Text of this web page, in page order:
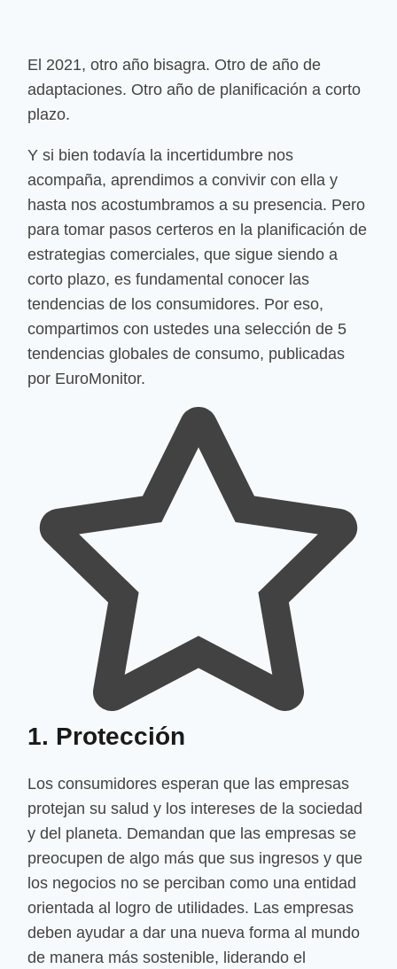
El 2021, otro año bisagra. Otro de año de
adaptaciones. Otro año de planificación a corto
plazo.
Y si bien todavía la incertidumbre nos
acompaña, aprendimos a convivir con ella y
hasta nos acostumbramos a su presencia. Pero
para tomar pasos certeros en la planificación de
estrategias comerciales, que sigue siendo a
corto plazo, es fundamental conocer las
tendencias de los consumidores. Por eso,
compartimos con ustedes una selección de 5
tendencias globales de consumo, publicadas
por EuroMonitor.
1. Protección
Los consumidores esperan que las empresas
protejan su salud y los intereses de la sociedad
y del planeta. Demandan que las empresas se
preocupen de algo más que sus ingresos y que
los negocios no se perciban como una entidad
orientada al logro de utilidades. Las empresas
deben ayudar a dar una nueva forma al mundo
de manera más sostenible, liderando el